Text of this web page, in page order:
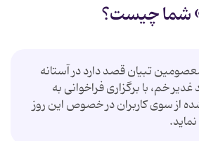
شما چیست؟
تبیان قصد دارد در آستانه
خم، با برگزاری فراخوانی به
از سوی کاربران در خصوص این روز